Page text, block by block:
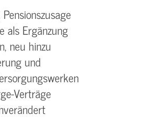
als Ergänzung
neu hinzu
und
Verträge